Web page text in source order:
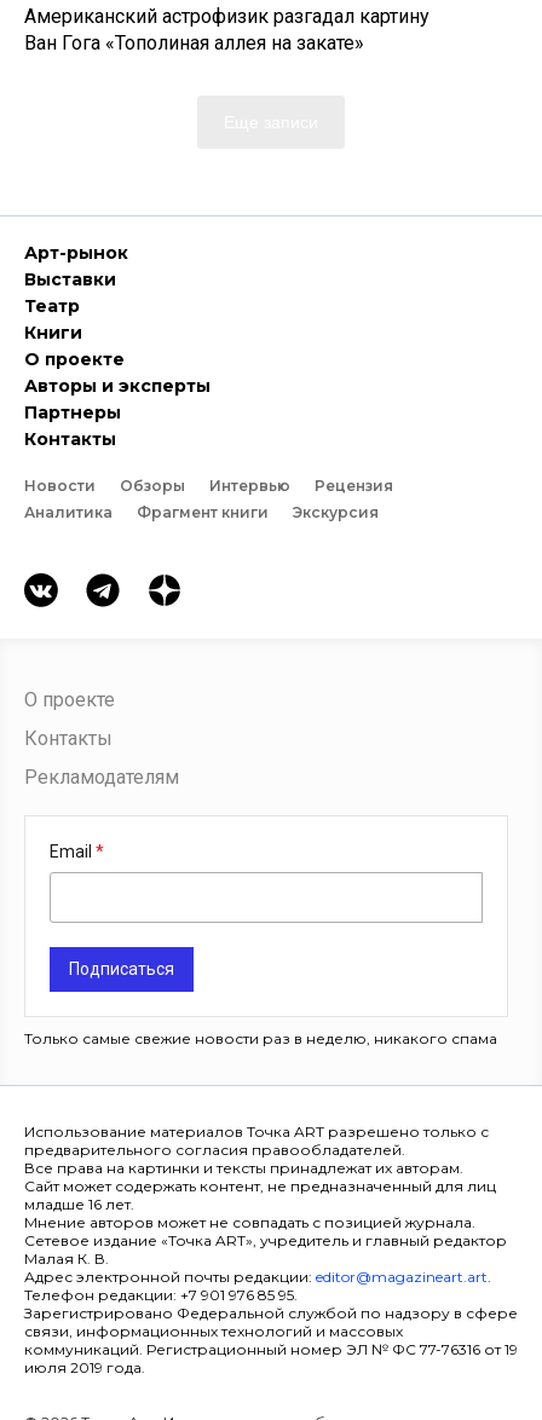
Американский астрофизик разгадал картину
Ван Гога «Тополиная аллея на закате»
Арт-рынок
Выставки
Театр
Книги
О проекте
Авторы и эксперты
Партнеры
Контакты
Новости Обзоры Интервью
Рецензия
Аналитика
Фрагмент книги Экскурсия
О проекте
Контакты
Рекламодателям
Email
Подписаться
Только самые свежие новости раз в неделю, никакого спама
Использование материалов Точка ART разрешено только с
предварительного согласия правообладателей.
Все права на картинки и тексты принадлежат их авторам.
Сайт может содержать контент, не предназначенный для лиц
младше 16 лет.
Мнение авторов может не совпадать с позицией журнала.
Сетевое издание «Точка ART», учредитель и главный редактор
Малая К. В.
Адрес электронной почты редакции: editor@magazineart.art.
Телефон редакции: +7 901 976 85 95.
Зарегистрировано Федеральной службой по надзору в сфере
связи, информационных технологий и массовых
коммуникаций. Регистрационный номер ЭЛ № ФС 77-76316 от 19
июля 2019 года.